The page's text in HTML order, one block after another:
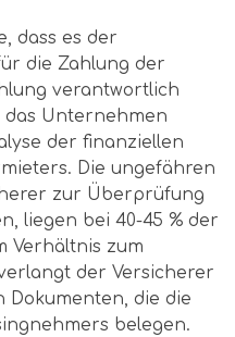
dass es der
die Zahlung der
verantwortlich
das Unternehmen
der finanziellen
Die ungefähren
zur Überprüfung
liegen bei 40-45 % der
Verhältnis zum
der Versicherer
Dokumenten, die die
belegen.